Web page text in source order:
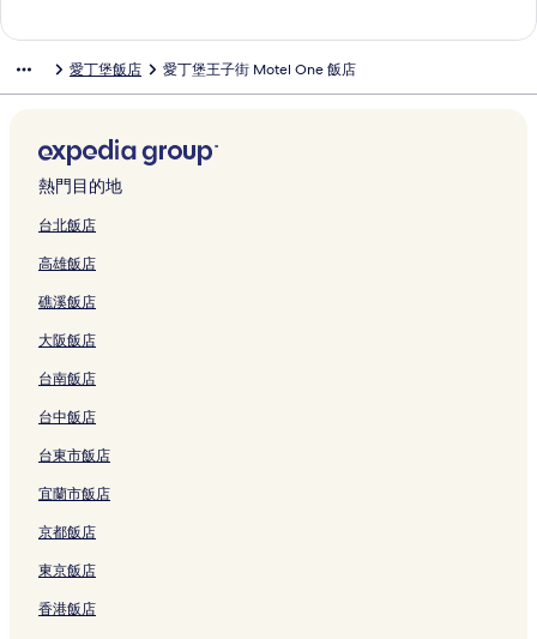
t
結
e
b
y
I
H
的
結
o
e
b
y
I
G
連
結
H
e
W
i
t
P
r
k
i
n
!
連
結
B
d
g
e
-
o
a
l
M
i
e
連
結
h
R
o
s
e
t
e
e
t
的
結
o
t
a
i
n
a
k
W
/
P
r
i
n
g
的
連
結
o
e
的
連
結
-
y
a
l
的
結
e
t
e
l
的
結
s
i
t
h
p
o
-
p
a
r
i
g
-
g
y
m
的
結
o
l
的
連
結
r
s
-
E
d
n
u
r
g
h
i
y
C
e
n
t
r
b
H
e
l
的
連
b
g
h
H
a
m
r
k
e
t
連
n
d
i
n
b
r
h
的
連
結
s
r
k
e
t
o
e
l
的
連
c
n
n
b
y
a
r
i
o
t
E
i
n
b
u
r
g
的
C
c
e
p
t
p
r
t
h
o
e
E
d
i
n
b
u
g
愛丁堡飯店 愛丁堡王子街 Motel One 飯店
熱門目的地
台北飯店
高雄飯店
礁溪飯店
大阪飯店
台南飯店
台中飯店
台東市飯店
宜蘭市飯店
京都飯店
東京飯店
香港飯店